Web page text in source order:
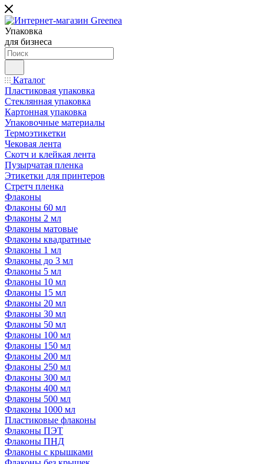
Упаковка
для бизнеса
Каталог
Пластиковая упаковка
Стеклянная упаковка
Картонная упаковка
Упаковочные материалы
Термоэтикетки
Чековая лента
Скотч и клейкая лента
Пузырчатая пленка
Этикетки для принтеров
Стретч пленка
Флаконы
Флаконы 60 мл
Флаконы 2 мл
Флаконы матовые
Флаконы квадратные
Флаконы 1 мл
Флаконы до 3 мл
Флаконы 5 мл
Флаконы 10 мл
Флаконы 15 мл
Флаконы 20 мл
Флаконы 30 мл
Флаконы 50 мл
Флаконы 100 мл
Флаконы 150 мл
Флаконы 200 мл
Флаконы 250 мл
Флаконы 300 мл
Флаконы 400 мл
Флаконы 500 мл
Флаконы 1000 мл
Пластиковые флаконы
Флаконы ПЭТ
Флаконы ПНД
Флаконы с крышками